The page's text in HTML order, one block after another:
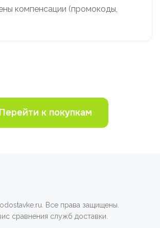
компенсации (промокоды,
Перейти к покупкам
Все права защищены.
сравнения служб доставки.